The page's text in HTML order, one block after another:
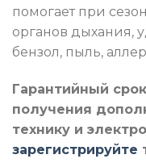
помогает при
органов дыхания,
бензол, пыль,
Гарантийный
получения
технику и
зарегистрируйте